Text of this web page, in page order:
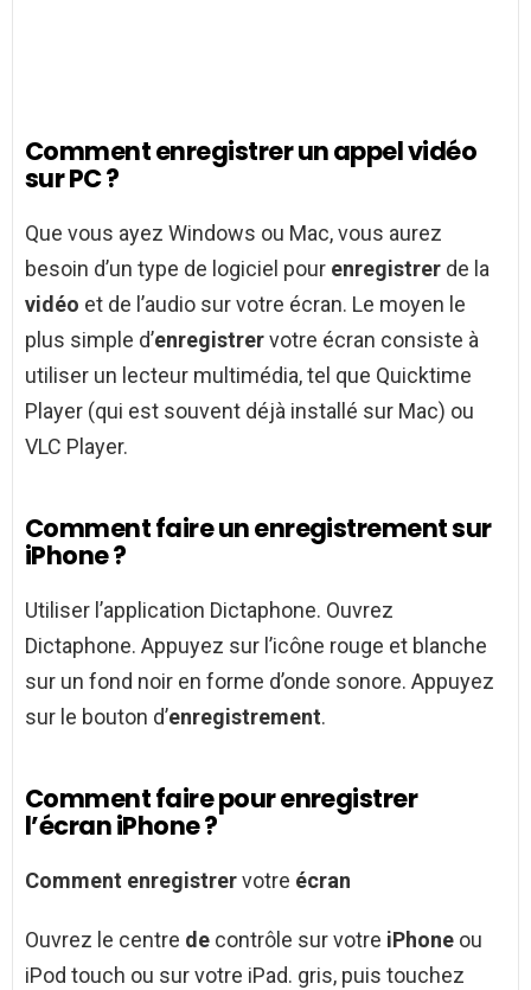
Comment enregistrer un appel vidéo
sur PC ?
Que vous ayez Windows ou Mac, vous aurez
besoin d’un type de logiciel pour enregistrer de la
vidéo et de l’audio sur votre écran. Le moyen le
plus simple d’enregistrervotre écran consiste à
utiliser un lecteur multimédia, tel que Quicktime
Player (qui est souvent déjà installé sur Mac) ou
VLC Player.
Comment faire un enregistrement sur
iPhone ?
Utiliser l’application Dictaphone. Ouvrez
Dictaphone. Appuyez sur l’icône rouge et blanche
sur un fond noir en forme d’onde sonore. Appuyez
sur le bouton d’enregistrement.
Comment faire pour enregistrer
l’écran iPhone ?
Comment enregistrervotre écran
Ouvrez le centre de contrôle sur votre iPhone ou
iPod touch ou sur votre iPad. gris, puis touchez